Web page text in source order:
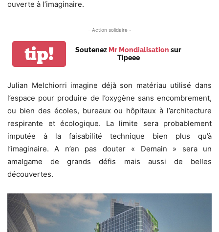
ouverte à l’imaginaire.
- Action solidaire -
tip! Soutenez Mr Mondialisation sur
Tipeee
Julian Melchiorri imagine déjà son matériau utilisé dans
l’espace pour produire de l’oxygène sans encombrement,
ou bien des écoles, bureaux ou hôpitaux à l’architecture
respirante et écologique. La limite sera probablement
imputée à la faisabilité technique bien plus qu’à
l’imaginaire. A n’en pas douter « Demain » sera un
amalgame de grands défis mais aussi de belles
découvertes.